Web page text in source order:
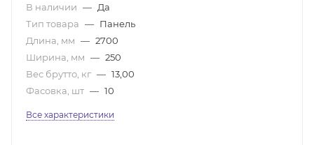
В наличии — Да
Тип товара — Панель
Длина, мм — 2700
Ширина, мм — 250
Вес брутто, кг — 13,00
Фасовка, шт — 10
Все характеристики